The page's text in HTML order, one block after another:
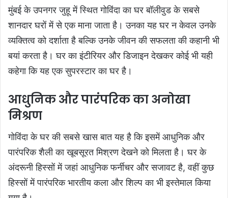
मुंबई के उपनगर जुहू में स्थित गोविंदा का घर बॉलीवुड के सबसे
शानदार घरों में से एक माना जाता है। उनका यह घर न केवल उनके
व्यक्तित्व को दर्शाता है बल्कि उनके जीवन की सफलता की कहानी भी
बयां करता है। घर का इंटीरियर और डिजाइन देखकर कोई भी यही
कहेगा कि यह एक सुपरस्टार का घर है।
आधुनिक और पारंपरिक का अनोखा
मिश्रण
गोविंदा के घर की सबसे खास बात यह है कि इसमें आधुनिक और
पारंपरिक शैली का खूबसूरत मिश्रण देखने को मिलता है। घर के
अंदरूनी हिस्सों में जहां आधुनिक फर्नीचर और सजावट है, वहीं कुछ
हिस्सों में पारंपरिक भारतीय कला और शिल्प का भी इस्तेमाल किया